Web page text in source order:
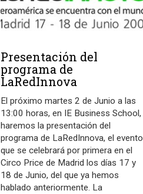
Presentación del
programa de
LaRedInnova
El próximo martes 2 de Junio a las
13:00 horas, en IE Business School,
haremos la presentación del
programa de LaRedInnova, el evento
que se celebrará por primera en el
Circo Price de Madrid los días 17 y
18 de Junio, del que ya hemos
hablado anteriormente. La